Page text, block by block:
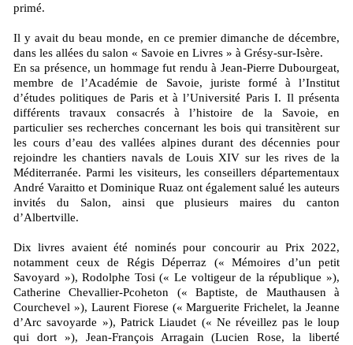
primé.
Il y avait du beau monde, en ce premier dimanche de décembre,
dans les allées du salon « Savoie en Livres » à Grésy-sur-Isère.
En sa présence, un hommage fut rendu à Jean-Pierre Dubourgeat,
membre de l’Académie de Savoie, juriste formé à l’Institut
d’études politiques de Paris et à l’Université Paris I. Il présenta
différents travaux consacrés à l’histoire de la Savoie, en
particulier ses recherches concernant les bois qui transitèrent sur
les cours d’eau des vallées alpines durant des décennies pour
rejoindre les chantiers navals de Louis XIV sur les rives de la
Méditerranée. Parmi les visiteurs, les conseillers départementaux
André Varaitto et Dominique Ruaz ont également salué les auteurs
invités du Salon, ainsi que plusieurs maires du canton
d’Albertville.
Dix livres avaient été nominés pour concourir au Prix 2022,
notamment ceux de Régis Déperraz (« Mémoires d’un petit
Savoyard »), Rodolphe Tosi (« Le voltigeur de la république »),
Catherine Chevallier-Pcoheton (« Baptiste, de Mauthausen à
Courchevel »), Laurent Fiorese (« Marguerite Frichelet, la Jeanne
d’Arc savoyarde »), Patrick Liaudet (« Ne réveillez pas le loup
qui dort »), Jean-François Arragain (Lucien Rose, la liberté